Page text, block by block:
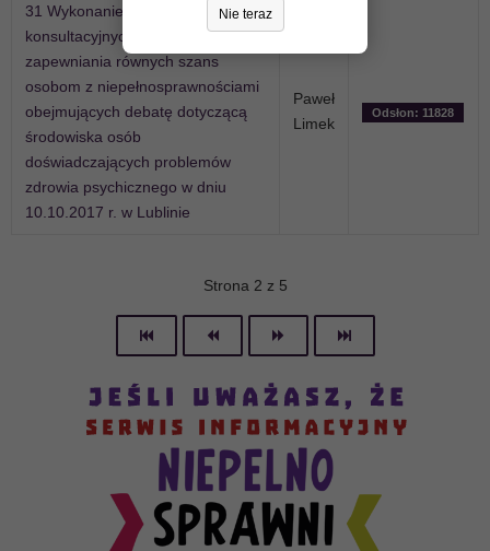
31 Wykonanie usług
konsultacyjnych dotyczących
zapewniania równych szans
osobom z niepełnosprawnościami
obejmujących debatę dotyczącą
środowiska osób
doświadczających problemów
zdrowia psychicznego w dniu
10.10.2017 r. w Lublinie
Paweł
Limek
Odsłon: 11828
Strona 2 z 5
Nie teraz